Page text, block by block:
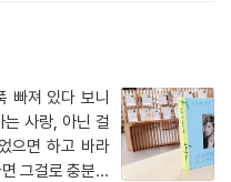
빠져 있다 보니
는 사랑, 아닌 걸
으면 하고 바라
그걸로 충분하